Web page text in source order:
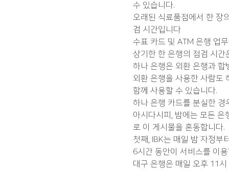
수 있습니다.
오래된 식료품점에서 한 장
검 시간입니다
수표 카드 및 ATM 은행 업
상기한 한 은행의 점검 시간
하나 은행은 외환 은행과 합
외환 은행을 사용한 사람도
함께 사용할 수 있습니다.
하나 은행 카드를 분실한
아시다시피, 밤에는 모든
로 이 게시물을 혼동합니다.
첫째, IBK는 매일 밤 자정부
6시간 동안이 서비스를 이
대구 은행은 매일 오후 11